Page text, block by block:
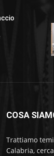
COSA
Trattiamo
Calabria,